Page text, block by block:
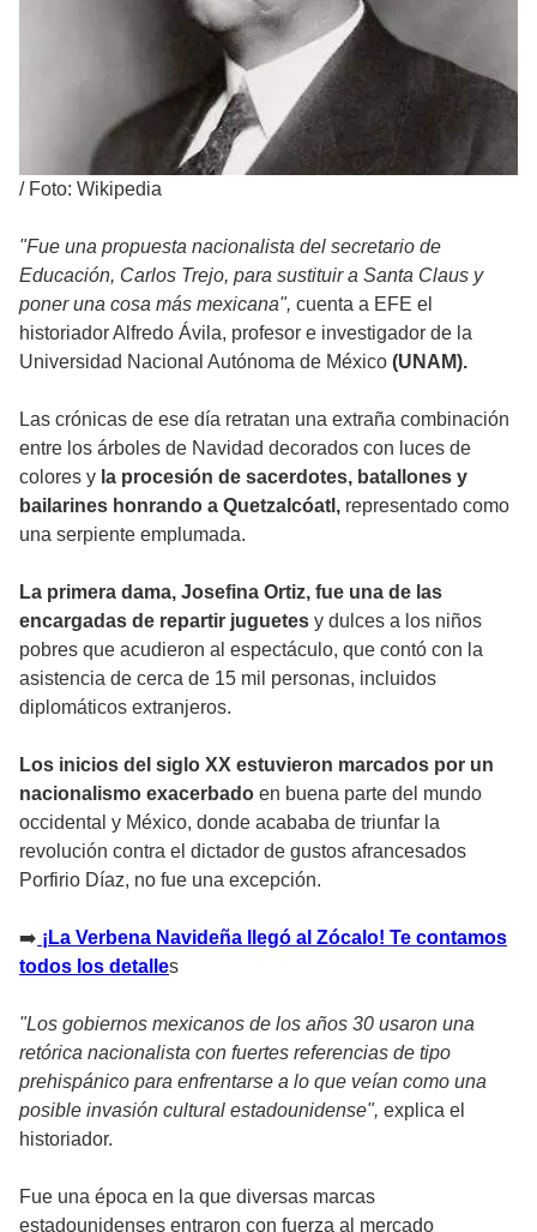
/ Foto: Wikipedia
"Fue una propuesta nacionalista del secretario de
Educación, Carlos Trejo, para sustituir a Santa Claus y
poner una cosa más mexicana", cuenta a EFE el
historiador Alfredo Ávila, profesor e investigador de la
Universidad Nacional Autónoma de México (UNAM).
Las crónicas de ese día retratan una extraña combinación
entre los árboles de Navidad decorados con luces de
colores y la procesión de sacerdotes, batallones y
bailarines honrando a Quetzalcóatl, representado como
una serpiente emplumada.
La primera dama, Josefina Ortiz, fue una de las
encargadas de repartir juguetes y dulces a los niños
pobres que acudieron al espectáculo, que contó con la
asistencia de cerca de 15 mil personas, incluidos
diplomáticos extranjeros.
Los inicios del siglo XX estuvieron marcados por un
nacionalismo exacerbado en buena parte del mundo
occidental y México, donde acababa de triunfar la
revolución contra el dictador de gustos afrancesados
Porfirio Díaz, no fue una excepción.
➡ ️ ¡La Verbena Navideña llegó al Zócalo! Te contamos
todos los detalles
"Los gobiernos mexicanos de los años 30 usaron una
retórica nacionalista con fuertes referencias de tipo
prehispánico para enfrentarse a lo que veían como una
posible invasión cultural estadounidense", explica el
historiador.
Fue una época en la que diversas marcas
estadounidenses entraron con fuerza al mercado